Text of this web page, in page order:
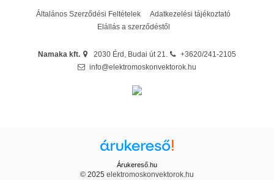
Rendeltetés
212
Termosztát
Programozható + wifis 94
Általános Szerződési Feltételek
Adatkezelési tájékoztató
Elállás a szerződéstől
Namaka kft. 2030 Érd, Budai út 21.
+3620/241-2105
info@elektromoskonvektorok.hu
Árukereső.hu
© 2025 elektromoskonvektorok.hu